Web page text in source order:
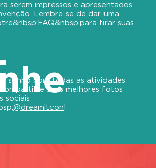
serem impressos e apresentados
Lembre-se de dar uma
FAQ&nbsp;para tirar suas
sonho com todas as atividades
suas melhores fotos
sociais
@dreamitcon!